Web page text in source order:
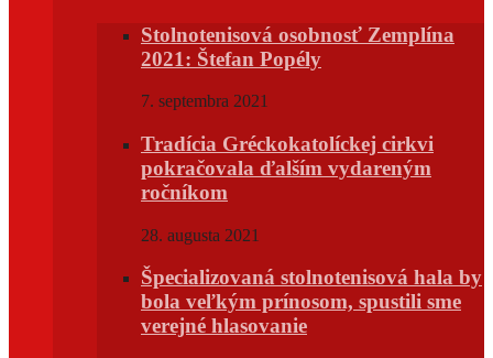
Stolnotenisová osobnosť Zemplína
2021: Štefan Popély
7. septembra 2021
Tradícia Gréckokatolíckej cirkvi
pokračovala ďalším vydareným
ročníkom
28. augusta 2021
Špecializovaná stolnotenisová hala by
bola veľkým prínosom, spustili sme
verejné hlasovanie